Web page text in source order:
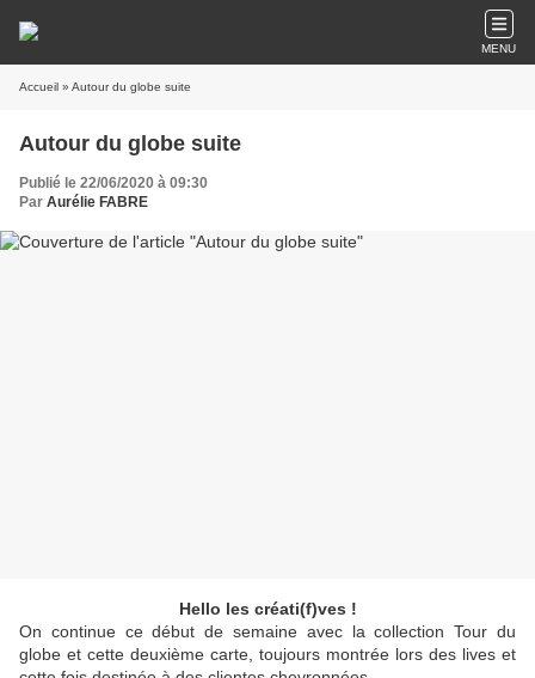
MENU
Accueil » Autour du globe suite
Autour du globe suite
Publié le 22/06/2020 à 09:30
Par Aurélie FABRE
Hello les créati(f)ves !
On continue ce début de semaine avec la collection Tour du
globe et cette deuxième carte, toujours montrée lors des lives et